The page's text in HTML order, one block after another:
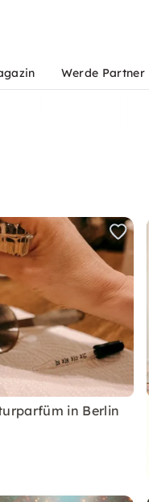
in Berlin
Werde Partner